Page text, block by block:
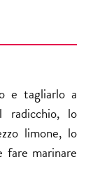
e tagliarlo a
radicchio, lo
limone, lo
fare marinare